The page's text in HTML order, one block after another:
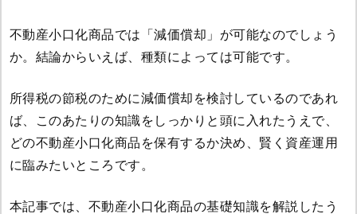
不動産小口化商品では「減価償却」が可能なのでしょう
か。結論からいえば、種類によっては可能です。
所得税の節税のために減価償却を検討しているのであれ
ば、このあたりの知識をしっかりと頭に入れたうえで、
どの不動産小口化商品を保有するか決め、賢く資産運用
に臨みたいところです。
本記事では、不動産小口化商品の基礎知識を解説したう